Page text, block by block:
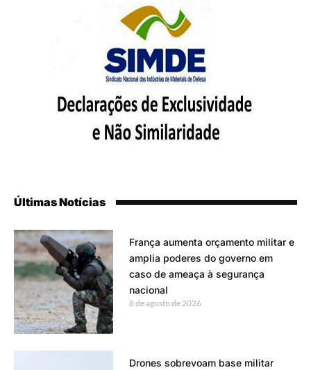
Últimas Notícias
França aumenta orçamento militar e
amplia poderes do governo em
caso de ameaça à segurança
nacional
8 de agosto de 2026
Drones sobrevoam base militar